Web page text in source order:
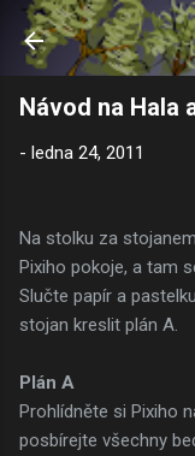
Návod na Hala
- ledna 24, 2011
Na stolku za
Pixiho pokoje, a tam
Slučte papír a
stojan kreslit plán A.
Plán A
Prohlídněte si Pixiho
posbírejte všechny